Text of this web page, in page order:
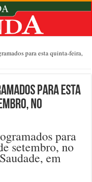
para esta quinta-feira,
para esta
no
para
setembro, no
em